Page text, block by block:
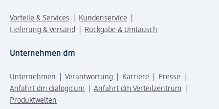
Vorteile & Services
Kundenservice
Lieferung & Versand
Rückgabe & Umtausch
Unternehmen dm
Unternehmen Verantwortung Karriere
Presse
Anfahrt dm dialogicum
Anfahrt dm Verteilzentrum
Produktwelten